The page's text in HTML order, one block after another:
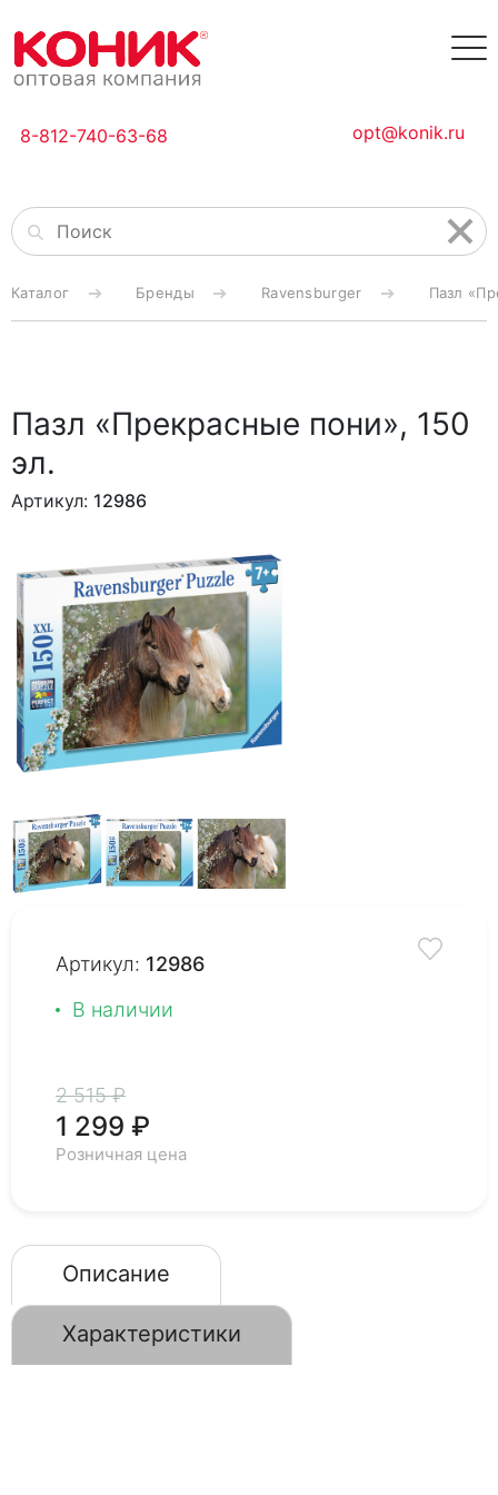
8-812-740-63-68 opt@konik.ru
Каталог Бренды Ravensburger Пазл
Пазл «Прекрасные пони», 150
эл.
Артикул: 12986
Артикул: 12986
В наличии
2 515 ₽
1 299 ₽
Розничная цена
Описание
Характеристики